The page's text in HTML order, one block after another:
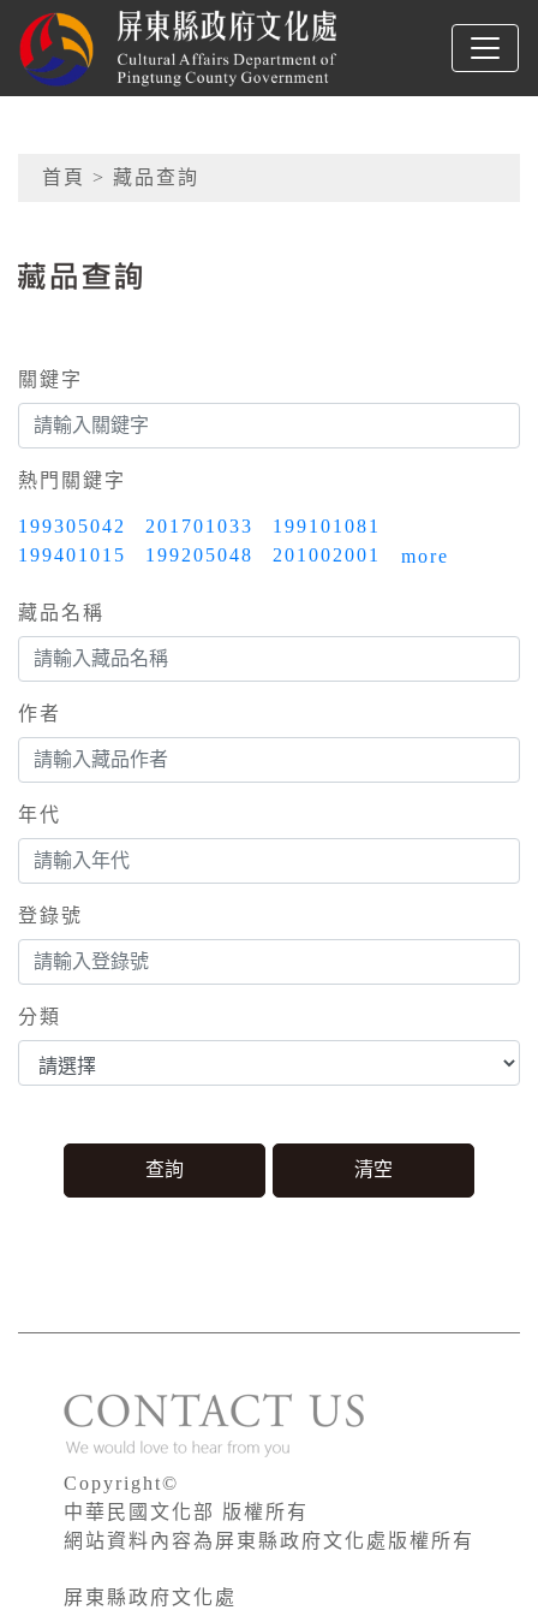
跳到主要內容
屏東縣政府文化處
網頁導覽
首頁 > 藏品查詢
藏品查詢
關鍵字
熱門關鍵字
199305042 201701033
199101081
199401015
199205048 201002001 more
藏品名稱
作者
年代
登錄號
分類
Copyright©
中華民國文化部 版權所有
網站資料內容為屏東縣政府文化處版權所有
屏東縣政府文化處